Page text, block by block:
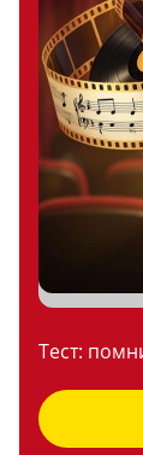
Тест: